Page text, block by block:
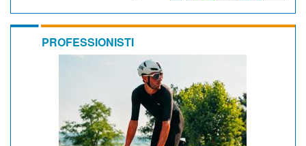
PROFESSIONISTI